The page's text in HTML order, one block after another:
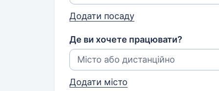
Додати посаду
Де ви хочете працювати?
Додати місто